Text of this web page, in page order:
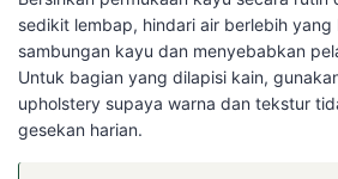
sedikit lembap, hindari air berlebih yang
sambungan kayu dan menyebabkan
Untuk bagian yang dilapisi kain,
upholstery supaya warna dan tekstur
gesekan harian.